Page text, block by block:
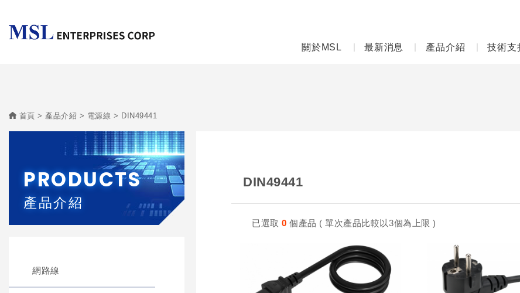
關於MSL 最新消息 產品介紹 技術支
首頁 產品介紹 電源線 DIN49441
PRODUCTS
產品介紹
網路線
DIN49441
已選取 0個產品 ( 單次產品比較以3個為上限 )